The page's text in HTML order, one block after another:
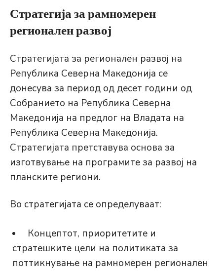
Стратегија за рамномерен
регионален развој
Стратегијата за регионален развој на
Република Северна Македонија се
донесува за период од десет години од
Собранието на Република Северна
Македонија на предлог на Владата на
Република Северна Македонија.
Стратегијата претставува основа за
изготвување на програмите за развој на
планските региони.
Во стратегијата се определуваат:
Концептот, приоритетите и
стратешките цели на политиката за
поттикнување на рамномерен регионален